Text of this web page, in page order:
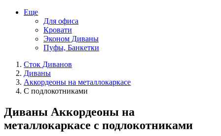
Еще
Для офиса
Кровати
Эконом Диваны
Пуфы, Банкетки
Сток Диванов
Диваны
Аккордеоны на металлокаркасе
С подлокотниками
Диваны Аккордеоны на
металлокаркасе с подлокотниками